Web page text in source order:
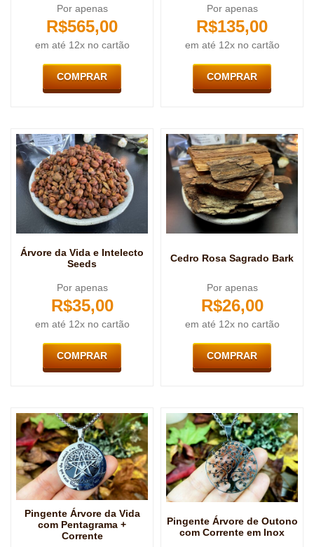
Por apenas
R$565,00
em até 12x no cartão
COMPRAR
Por apenas
R$135,00
em até 12x no cartão
COMPRAR
Árvore da Vida e Intelecto
Seeds
Por apenas
R$35,00
em até 12x no cartão
COMPRAR
Cedro Rosa Sagrado Bark
Por apenas
R$26,00
em até 12x no cartão
COMPRAR
Pingente Árvore da Vida
com Pentagrama +
Corrente
Pingente Árvore de Outono
com Corrente em Inox